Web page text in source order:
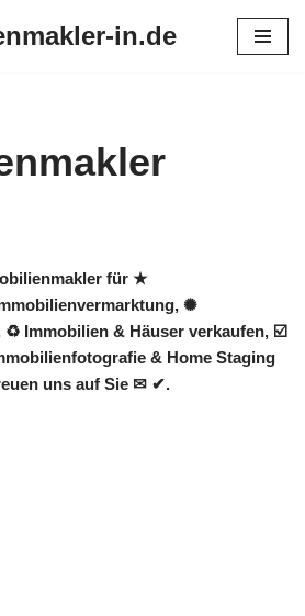
in.de
für ★
✺
♻ Immobilien & Häuser verkaufen, ☑️
& Home Staging
uns auf Sie ✉ ✔.